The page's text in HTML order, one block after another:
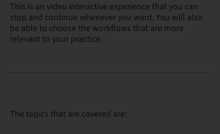
This is an video interactive experience that you can
stop and continue whenever you want. You will also
be able to choose the workflows that are more
relevant to your practice.
The topics that are covered are: